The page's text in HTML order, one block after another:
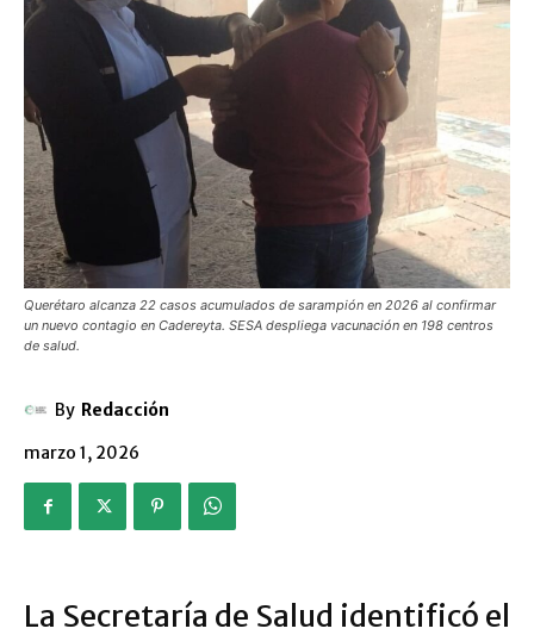
Querétaro alcanza 22 casos acumulados de sarampión en 2026 al confirmar
un nuevo contagio en Cadereyta. SESA despliega vacunación en 198 centros
de salud.
By Redacción
marzo 1, 2026
La Secretaría de Salud identificó el